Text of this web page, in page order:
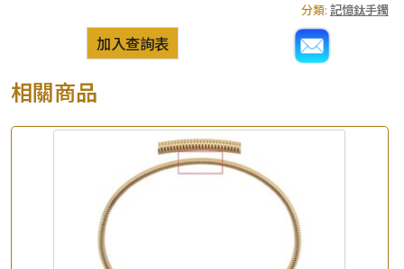
分類: 記憶鈦手鐲
加入查詢表
相關商品